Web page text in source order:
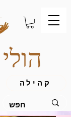
קהילה